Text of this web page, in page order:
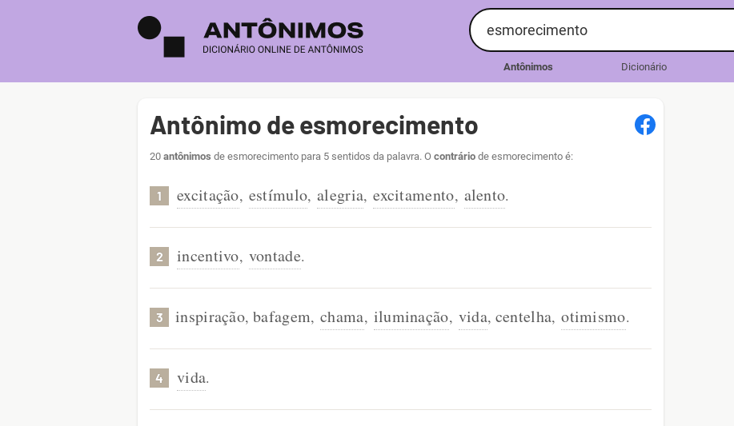
Antônimos Dicionário
Antônimo de esmorecimento
20 antônimos de esmorecimento para 5 sentidos da palavra. O contrário de esmorecimento é:
1 excitação, estímulo, alegria, excitamento, alento.
2 incentivo, vontade.
3 inspiração, bafagem, chama, iluminação, vida, centelha, otimismo.
4 vida.